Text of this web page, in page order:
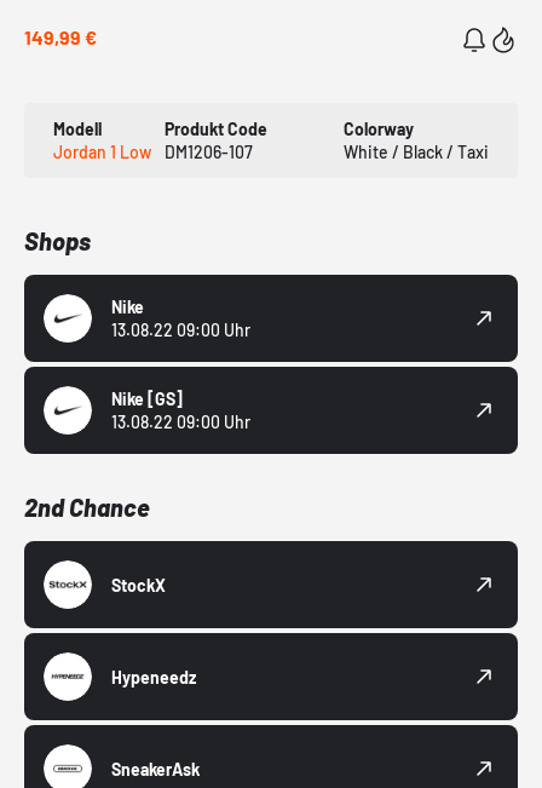
149,99 €
Modell
Jordan 1 Low
Produkt Code
DM1206-107
Colorway
White / Black / Taxi
Shops
Nike
13.08.22 09:00 Uhr
Nike [GS]
13.08.22 09:00 Uhr
2nd Chance
StockX
Hypeneedz
SneakerAsk